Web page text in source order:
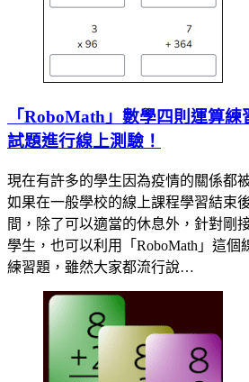
「RoboMath」數學四則運算
試題進行線上測驗！
現在有許多的學生因為疫情的關係都
如果在一般學校的線上課程學習結束
間，除了可以適當的休息外，針對剛
學生，也可以利用「RoboMath」這個
練習題，雖然大家都流行說…